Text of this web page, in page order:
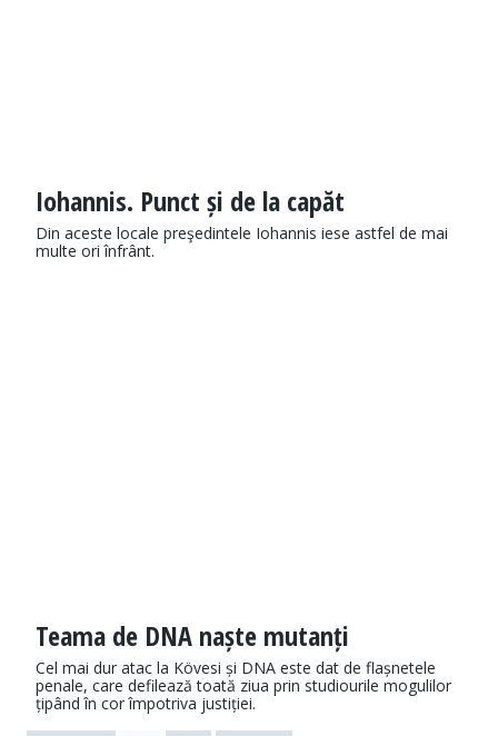
Iohannis. Punct și de la capăt
Din aceste locale preşedintele Iohannis iese astfel de mai
multe ori înfrânt.
Teama de DNA naște mutanți
Cel mai dur atac la Kövesi și DNA este dat de flașnetele
penale, care defilează toată ziua prin studiourile mogulilor
țipând în cor împotriva justiției.